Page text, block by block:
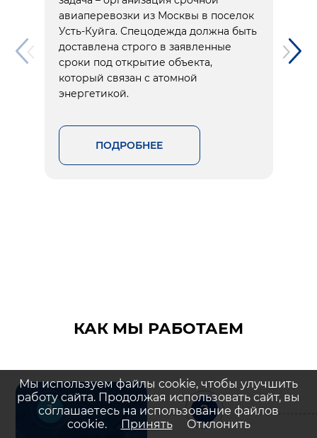
авиаперевозки из Москвы в поселок
Усть-Куйга. Спецодежда должна быть
доставлена строго в заявленные
сроки под открытие объекта,
который связан с атомной
энергетикой.
ПОДРОБНЕЕ
КАК МЫ РАБОТАЕМ
1 2
Мы используем файлы cookie, чтобы улучшить
работу сайта. Продолжая использовать сайт, вы
соглашаетесь на использование файлов
cookie.
Принять Отклонить